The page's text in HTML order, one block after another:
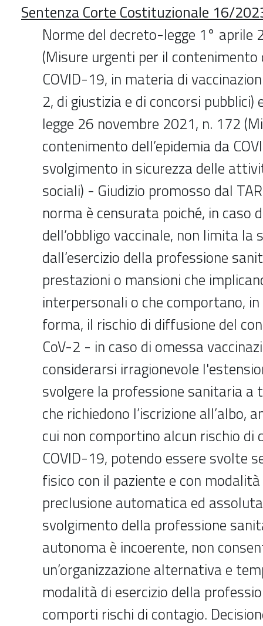
Sentenza Corte Costituzionale 16/
Norme del decreto-legge 1° aprile
(Misure urgenti per il contenimento
COVID-19, in materia di
2, di giustizia e di concorsi pubblici)
legge 26 novembre 2021, n. 172
contenimento dell’epidemia da
svolgimento in sicurezza delle
sociali) - Giudizio promosso dal
norma è censurata poiché, in caso
dell’obbligo vaccinale, non limita la
dall’esercizio della professione
prestazioni o mansioni che
interpersonali o che comportano,
forma, il rischio di diffusione del
CoV-2 - in caso di omessa
considerarsi irragionevole
svolgere la professione sanitaria
che richiedono l’iscrizione all’albo,
cui non comportino alcun rischio di
COVID-19, potendo essere svolte
fisico con il paziente e con
preclusione automatica ed
svolgimento della professione
autonoma è incoerente, non
un’organizzazione alternativa e
modalità di esercizio della
comporti rischi di contagio.